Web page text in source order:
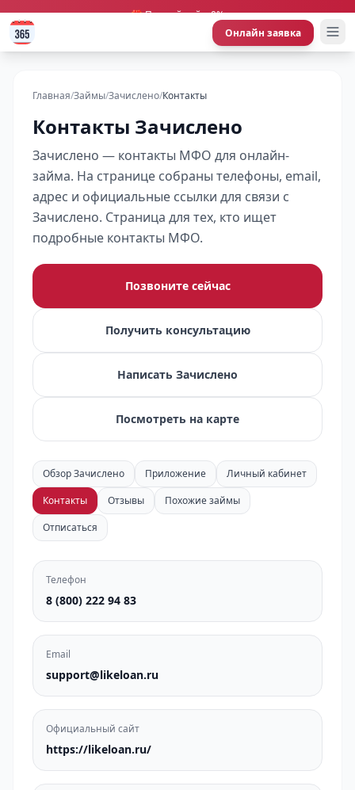
🎁 Первый займ 0%
Онлайн заявка
Главная/Займы/Зачислено/Контакты
Контакты Зачислено
Зачислено — контакты МФО для онлайн-
займа. На странице собраны телефоны, email,
адрес и официальные ссылки для связи с
Зачислено. Страница для тех, кто ищет
подробные контакты МФО.
Позвоните сейчас
Получить консультацию
Написать Зачислено
Посмотреть на карте
Обзор Зачислено Приложение
Личный кабинет
Контакты
Отзывы
Похожие займы
Отписаться
Телефон
8 (800) 222 94 83
Email
support@likeloan.ru
Официальный сайт
https://likeloan.ru/